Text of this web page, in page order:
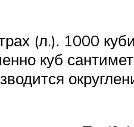
(л.). 1000
куб